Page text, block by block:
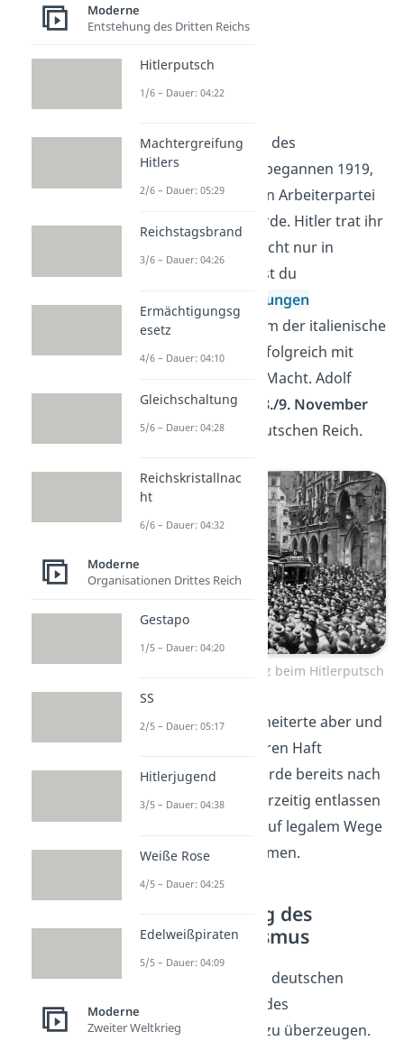
Hitlerputsch
Die ersten Anzeichen des
Nationalsozialismus begannen 1919,
als aus der Deutschen Arbeiterpartei
(DAP) die NSDAP wurde. Hitler trat ihr
sehr früh bei. Aber nicht nur in
Deutschland konntest du
faschistische Bewegungen
beobachten. 1922 kam der italienische
Faschist Mussolini erfolgreich mit
einem Putsch an die Macht. Adolf
Hitler versuchte am
8./9. November
1923dasselbe im Deutschen Reich.
Münchener Marienplatz beim Hitlerputsch
DerHitlerputsch
scheiterte aber und
Hitler wurde zu 5 Jahren Haft
verurteilt. Aber er wurde bereits nach
8 Monaten wieder vorzeitig entlassen
und versuchte nun, auf legalem Wege
an die Macht zu kommen.
Legaler Aufstieg des
Nationalsozialismus
Hitler schaffte es, die deutschen
Bürger von der Idee des
Nationalsozialismus zu überzeugen.
Moderne
Entstehung des Dritten Reichs
Hitlerputsch
1/6 – Dauer: 04:22
Machtergreifung
Hitlers
2/6 – Dauer: 05:29
Reichstagsbrand
3/6 – Dauer: 04:26
Ermächtigungsg
esetz
4/6 – Dauer: 04:10
Gleichschaltung
5/6 – Dauer: 04:28
Reichskristallnac
ht
6/6 – Dauer: 04:32
Moderne
Organisationen Drittes Reich
Gestapo
1/5 – Dauer: 04:20
SS
2/5 – Dauer: 05:17
Hitlerjugend
3/5 – Dauer: 04:38
Weiße Rose
4/5 – Dauer: 04:25
Edelweißpiraten
5/5 – Dauer: 04:09
Moderne
Zweiter Weltkrieg